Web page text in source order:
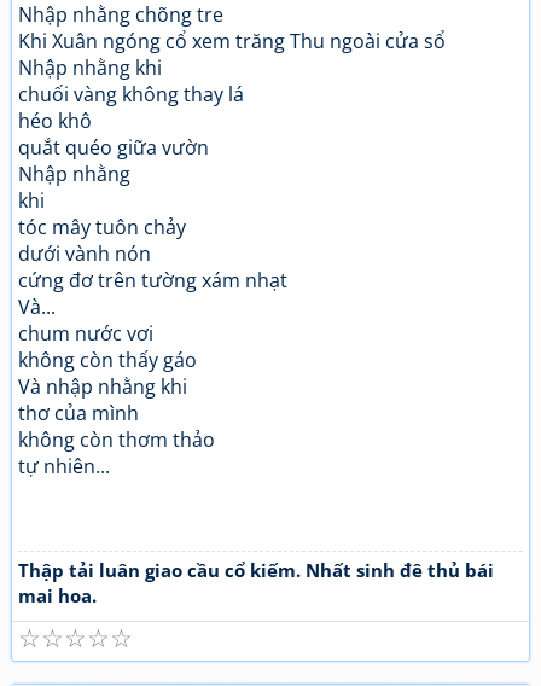
Nhập nhằng chõng tre
Khi Xuân ngóng cổ xem trăng Thu ngoài cửa sổ
Nhập nhằng khi
chuối vàng không thay lá
héo khô
quắt quéo giữa vườn
Nhập nhằng
khi
tóc mây tuôn chảy
dưới vành nón
cứng đơ trên tường xám nhạt
Và...
chum nước vơi
không còn thấy gáo
Và nhập nhằng khi
thơ của mình
không còn thơm thảo
tự nhiên...
Thập tải luân giao cầu cổ kiếm. Nhất sinh đê thủ bái
mai hoa.
☆
☆
☆
☆
☆